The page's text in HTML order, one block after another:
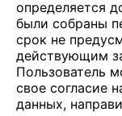
определяется
были собраны
срок не
действующим
Пользователь
свое согласие
данных,